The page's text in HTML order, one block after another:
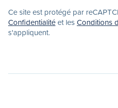
Ce site est protégé par
Confidentialitéet lesConditions
s'appliquent.